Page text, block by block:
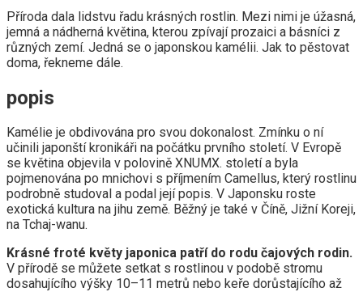
Příroda dala lidstvu řadu krásných rostlin. Mezi nimi je úžasná,
jemná a nádherná květina, kterou zpívají prozaici a básníci z
různých zemí. Jedná se o japonskou kamélii. Jak to pěstovat
doma, řekneme dále.
popis
Kamélie je obdivována pro svou dokonalost. Zmínku o ní
učinili japonští kronikáři na počátku prvního století. V Evropě
se květina objevila v polovině XNUMX. století a byla
pojmenována po mnichovi s příjmením Camellus, který rostlinu
podrobně studoval a podal její popis. V Japonsku roste
exotická kultura na jihu země. Běžný je také v Číně, Jižní Koreji,
na Tchaj-wanu.
Krásné froté květy japonica patří do rodu čajových rodin.
V přírodě se můžete setkat s rostlinou v podobě stromu
dosahujícího výšky 10–11 metrů nebo keře dorůstajícího až